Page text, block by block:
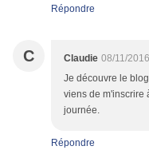
Répondre
C Claudie 08/11/
Je découvre le
viens de m'inscrire
journée.
Répondre